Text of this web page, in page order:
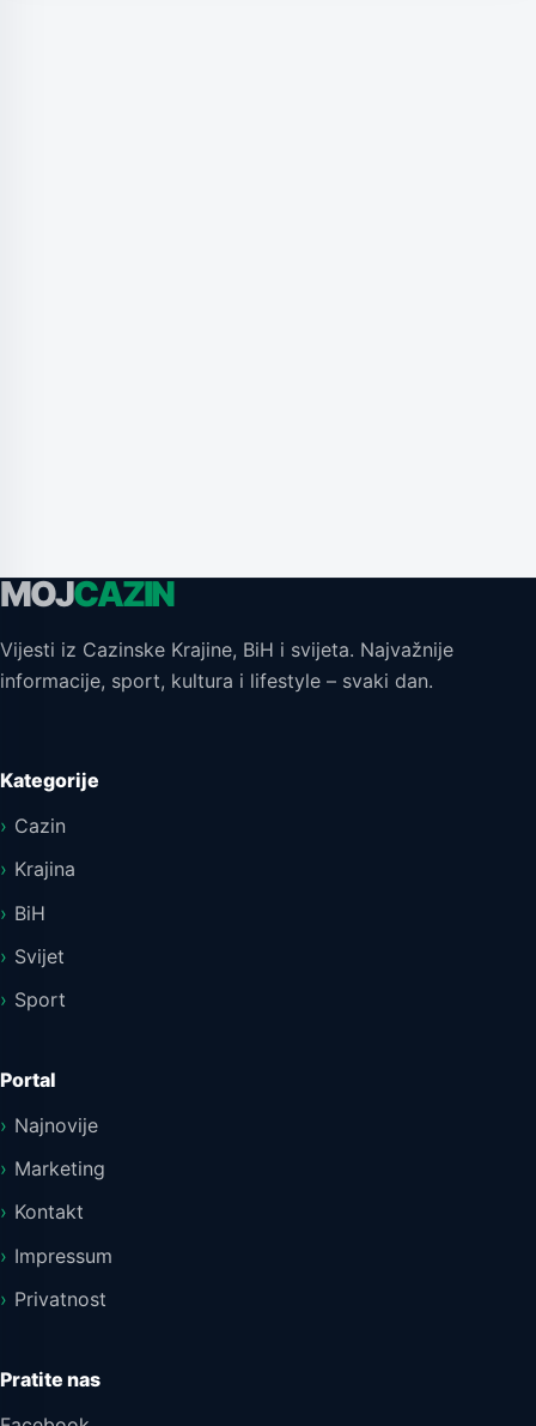
MOJCAZIN
Vijesti iz Cazinske Krajine, BiH i svijeta. Najvažnije
informacije, sport, kultura i lifestyle – svaki dan.
Kategorije
Cazin
Krajina
BiH
Svijet
Sport
Portal
Najnovije
Marketing
Kontakt
Impressum
Privatnost
Pratite nas